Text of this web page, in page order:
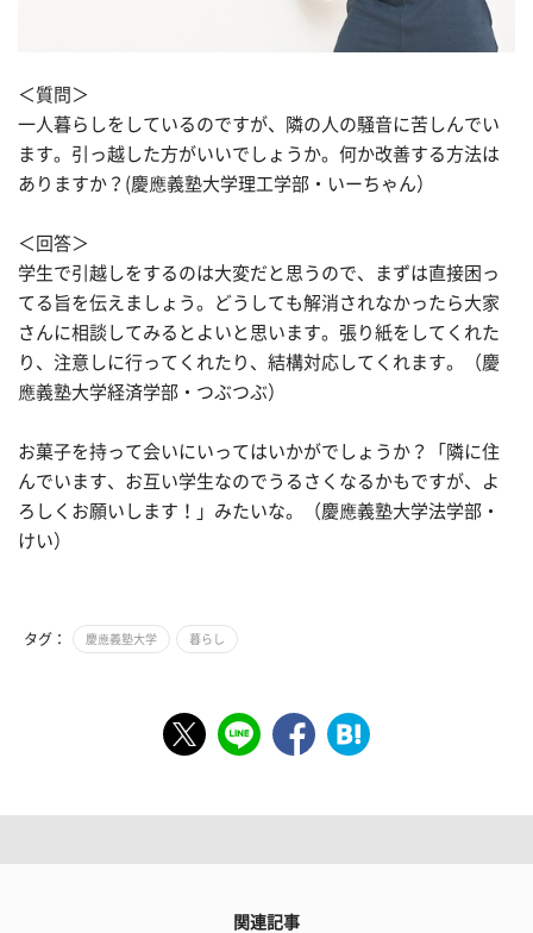
＜質問＞
一人暮らしをしているのですが、隣の人の騒音に苦しんでい
ます。引っ越した方がいいでしょうか。何か改善する方法は
ありますか？(慶應義塾大学理工学部・いーちゃん）
＜回答＞
学生で引越しをするのは大変だと思うので、まずは直接困っ
てる旨を伝えましょう。どうしても解消されなかったら大家
さんに相談してみるとよいと思います。張り紙をしてくれた
り、注意しに行ってくれたり、結構対応してくれます。（慶
應義塾大学経済学部・つぶつぶ）
お菓子を持って会いにいってはいかがでしょうか？「隣に住
んでいます、お互い学生なのでうるさくなるかもですが、よ
ろしくお願いします！」みたいな。（慶應義塾大学法学部・
けい）
タグ： 慶應義塾大学 暮らし
関連記事